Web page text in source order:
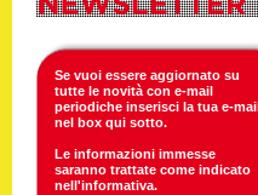
Se vuoi essere aggiornato su
tutte le novità con e-mail
periodiche inserisci la tua e-mail
nel box qui sotto.
Le informazioni immesse
saranno trattate come indicato
nell'informativa.